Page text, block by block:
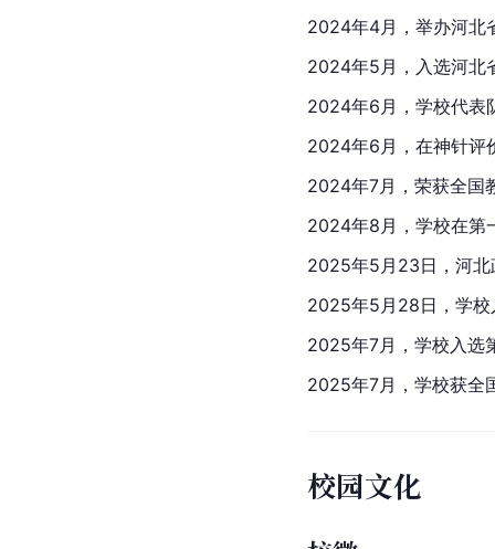
2024年4月，举办河北
2024年5月，入选河北
2024年6月，学校代表
2024年6月，在神针评
2024年7月，荣获全国
2024年8月，学校在第
2025年5月23日，河北
2025年5月28日，学校
2025年7月，学校入选
2025年7月，学校获全
校园文化